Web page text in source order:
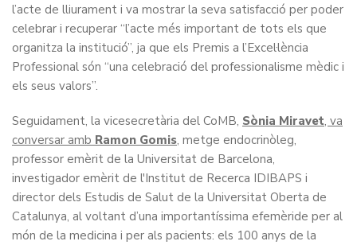
l’acte de lliurament i va mostrar la seva satisfacció per poder
celebrar i recuperar “l’acte més important de tots els que
organitza la institució”, ja que els Premis a l’Excel·lència
Professional són “una celebració del professionalisme mèdic i
els seus valors”.
Seguidament, la vicesecretària del CoMB, Sònia Miravet, va
conversar amb Ramon Gomis, metge endocrinòleg,
professor emèrit de la Universitat de Barcelona,
investigador emèrit de l'Institut de Recerca IDIBAPS i
director dels Estudis de Salut de la Universitat Oberta de
Catalunya, al voltant d’una importantíssima efemèride per al
món de la medicina i per als pacients: els 100 anys de la